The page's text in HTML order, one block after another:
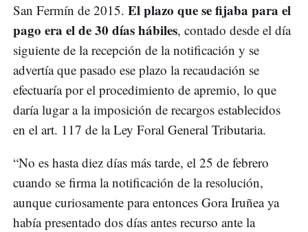
San Fermín de 2015. El plazo que se fijaba para el
pago era el de 30 días hábiles, contado desde el día
siguiente de la recepción de la notificación y se
advertía que pasado ese plazo la recaudación se
efectuaría por el procedimiento de apremio, lo que
daría lugar a la imposición de recargos establecidos
en el art. 117 de la Ley Foral General Tributaria.
“No es hasta diez días más tarde, el 25 de febrero
cuando se firma la notificación de la resolución,
aunque curiosamente para entonces Gora Iruñea ya
había presentado dos días antes recurso ante la